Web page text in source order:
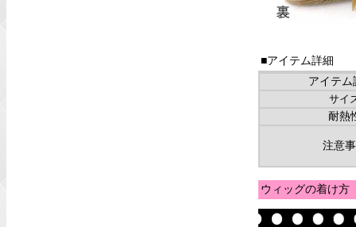
■アイテム詳細
アイテ
サイ
耐熱
注意
ウィッグの着け方